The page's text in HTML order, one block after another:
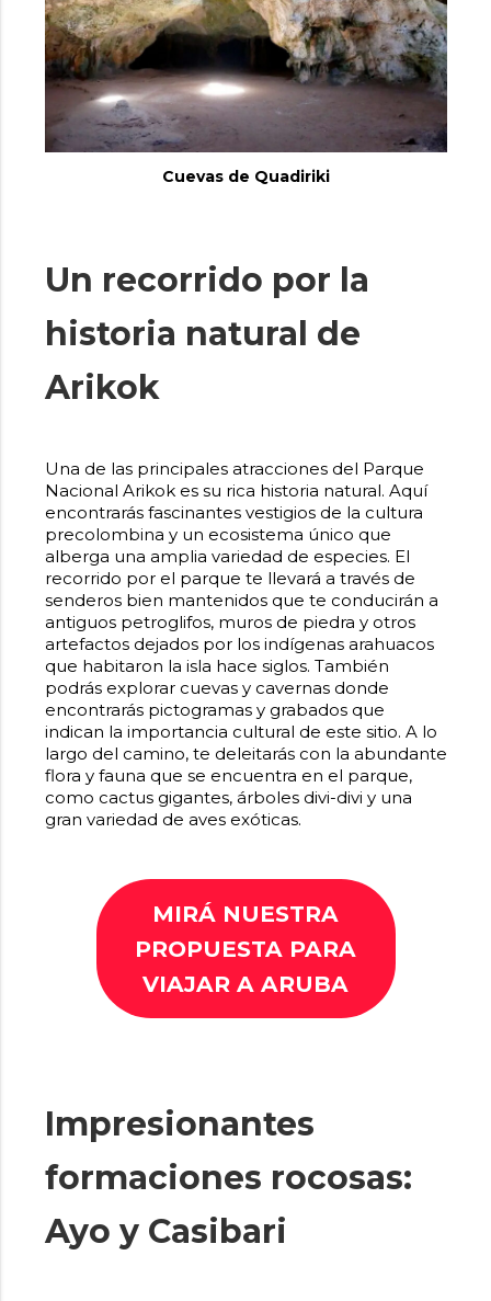
Cuevas de Quadiriki
Un recorrido por la
historia natural de
Arikok
Una de las principales atracciones del Parque
Nacional Arikokes su rica historia natural. Aquí
encontrarás fascinantes vestigios de la cultura
precolombina y un ecosistema único que
alberga una amplia variedad de especies. El
recorrido por el parque te llevará a través de
senderos bien mantenidos que te conducirán a
antiguos petroglifos, muros de piedra y otros
artefactos dejados por los indígenas arahuacos
que habitaron la isla hace siglos. También
podrás explorar cuevas y cavernas donde
encontrarás pictogramas y grabados que
indican la importancia cultural de este sitio. A lo
largo del camino, te deleitarás con la abundante
flora y fauna que se encuentra en el parque,
como cactus gigantes, árboles divi-divi y una
gran variedad de aves exóticas.
MIRÁ NUESTRA
PROPUESTA PARA
VIAJAR A ARUBA
Impresionantes
formaciones rocosas:
Ayo y Casibari